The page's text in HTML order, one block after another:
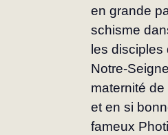
en grande
schisme
les
Notre-
maternité de
et en si
fameux